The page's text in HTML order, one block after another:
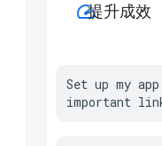
speed提升成效
Set up my
important